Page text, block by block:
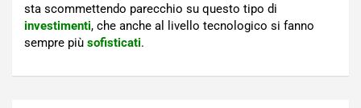
sta scommettendo parecchio su questo tipo di
investimenti, che anche al livello tecnologico si fanno
sempre più sofisticati.